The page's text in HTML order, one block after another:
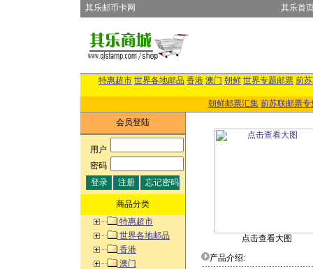
其乐邮币卡网 其乐首
特惠超市 世界各地邮品 香港 澳门 朝鲜 世界专题邮票 前
朝鲜邮票汇集 前苏联邮票专
会员登陆
用户:
密码:
商品分类
特惠超市
世界各地邮品
香港
澳门
点击查看大图
产品介绍: